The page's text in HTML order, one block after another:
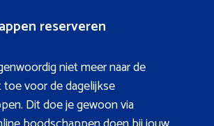
reserveren
niet meer naar de
voor de dagelijkse
Dit doe je gewoon via